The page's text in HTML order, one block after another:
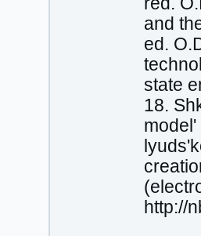
and
ed.
state
18.
http://